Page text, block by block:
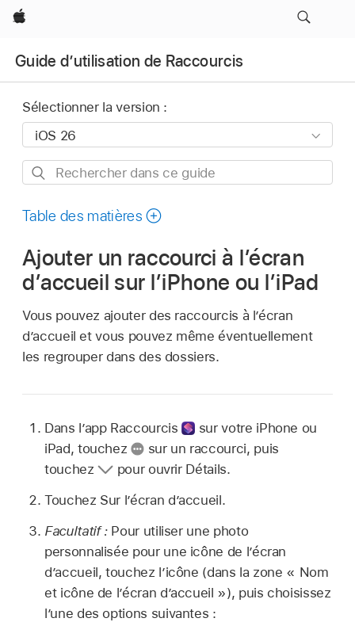
Apple
Guide d’utilisation de Raccourcis
Sélectionner la version :
Rechercher
ce
Table des matières
Ajouter un raccourci à l’écran
d’accueil sur l’iPhone ou l’iPad
Vous pouvez ajouter des raccourcis à l’écran
d’accueil et vous pouvez même éventuellement
les regrouper dans des dossiers.
Dans l’app Raccourcis
sur votre iPhone ou
iPad, touchez
sur un raccourci, puis
touchez
pour ouvrir Détails.
Touchez Sur l’écran d’accueil.
Facultatif :Pour utiliser une photo
personnalisée pour une icône de l’écran
d’accueil, touchez l’icône (dans la zone « Nom
et icône de l’écran d’accueil »), puis choisissez
l’une des options suivantes :